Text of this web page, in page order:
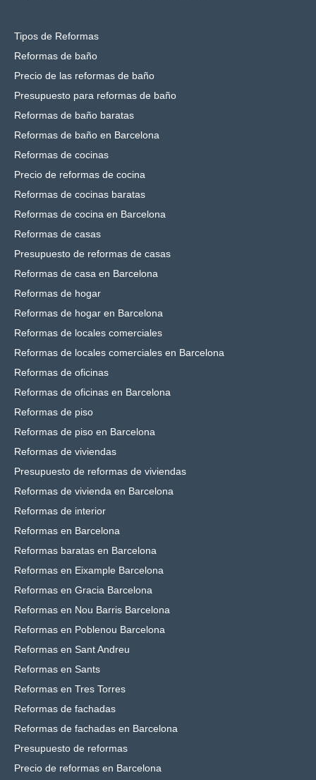
Tipos de Reformas
Reformas de baño
Precio de las reformas de baño
Presupuesto para reformas de baño
Reformas de baño baratas
Reformas de baño en Barcelona
Reformas de cocinas
Precio de reformas de cocina
Reformas de cocinas baratas
Reformas de cocina en Barcelona
Reformas de casas
Presupuesto de reformas de casas
Reformas de casa en Barcelona
Reformas de hogar
Reformas de hogar en Barcelona
Reformas de locales comerciales
Reformas de locales comerciales en Barcelona
Reformas de oficinas
Reformas de oficinas en Barcelona
Reformas de piso
Reformas de piso en Barcelona
Reformas de viviendas
Presupuesto de reformas de viviendas
Reformas de vivienda en Barcelona
Reformas de interior
Reformas en Barcelona
Reformas baratas en Barcelona
Reformas en Eixample Barcelona
Reformas en Gracia Barcelona
Reformas en Nou Barris Barcelona
Reformas en Poblenou Barcelona
Reformas en Sant Andreu
Reformas en Sants
Reformas en Tres Torres
Reformas de fachadas
Reformas de fachadas en Barcelona
Presupuesto de reformas
Precio de reformas en Barcelona